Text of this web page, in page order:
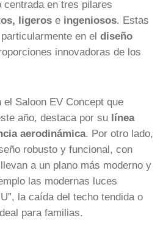
centrada en tres pilares
ligeros e ingeniosos. Estas
en el diseño
innovadoras de los
el Saloon EV Concept que
año, destaca por su línea
aerodinámica. Por otro lado,
robusto y funcional, con
a un plano más moderno y
las modernas luces
la caída del techo tendida o
para familias.